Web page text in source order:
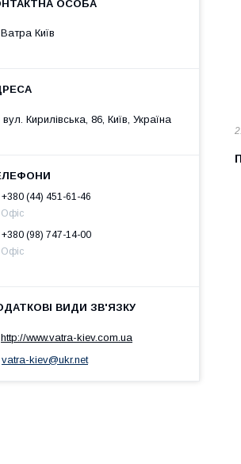
Ватра Київ
вул. Кирилівська, 86, Київ, Україна
+380 (44) 451-61-46
Офіс
+380 (98) 747-14-00
Офіс
http://www.vatra-kiev.com.ua
vatra-kiev@ukr.net